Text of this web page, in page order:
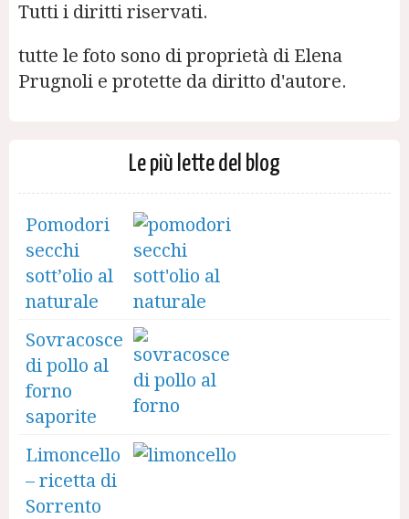
Tutti i diritti riservati.
tutte le foto sono di proprietà di Elena
Prugnoli e protette da diritto d'autore.
Le più lette del blog
Pomodori
secchi
sott’olio al
naturale
Sovracosce
di pollo al
forno
saporite
Limoncello
– ricetta di
Sorrento